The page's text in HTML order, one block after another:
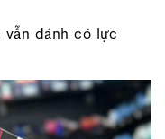
đánh có lực